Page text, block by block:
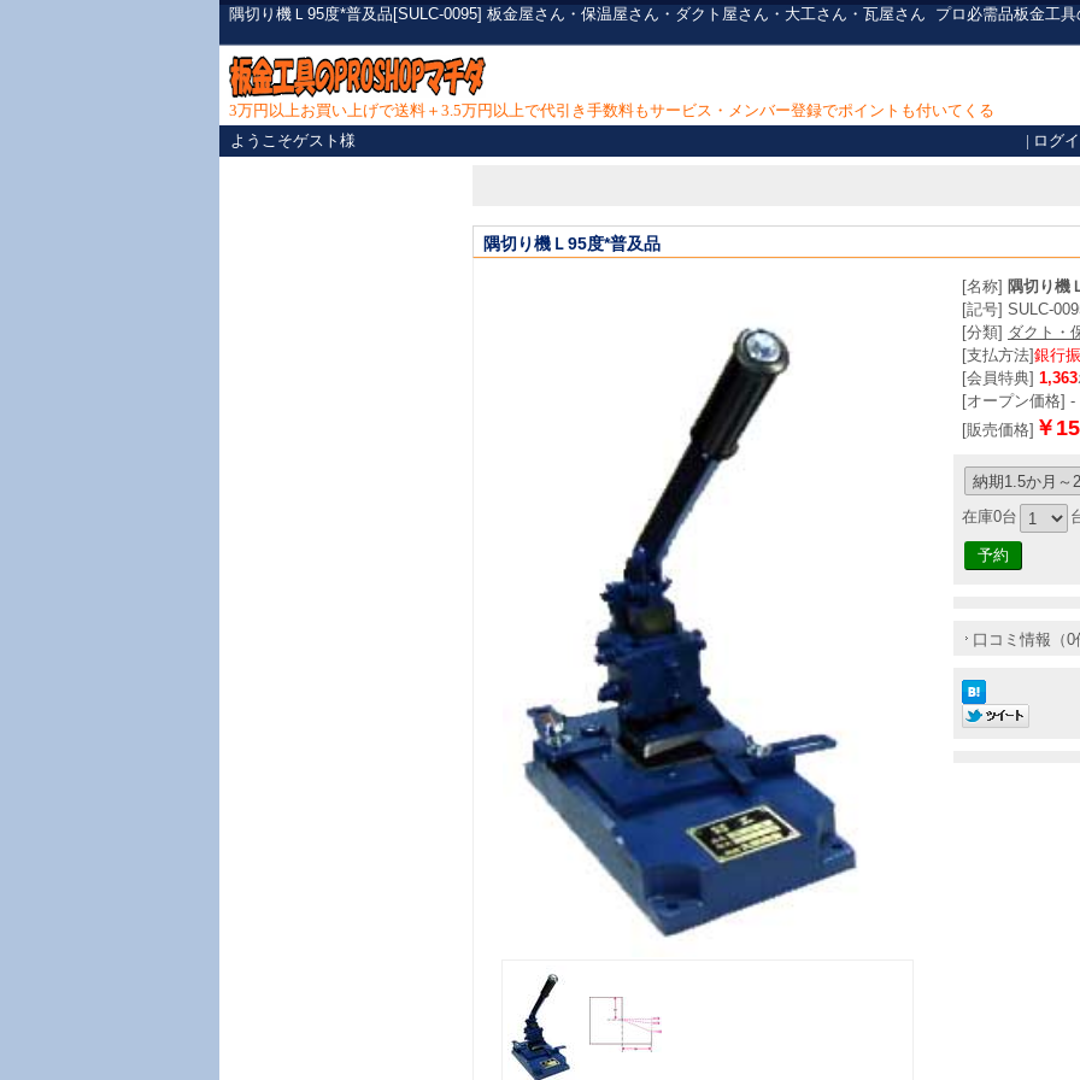
隅切り機Ｌ95度*普及品[SULC-0095] 板金屋さん・保温屋さん・ダクト屋さん・大工さん・瓦屋さん プロ必需品板金工
3万円以上お買い上げで送料＋3.5万円以上で代引き手数料もサービス・メンバー登録でポイントも付いてくる
ようこそゲスト様
| ログ
隅切り機Ｌ95度*普及品
[名称] 隅切り機
[記号] SULC-
[分類] ダクト・
[支払方法]銀行
[会員特典] 1,363
[オープン価格] -
[販売価格] ￥
在庫0台
口コミ情報（0